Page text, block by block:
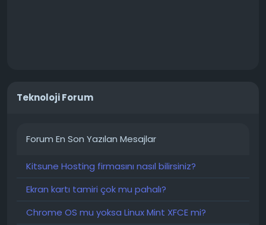
Teknoloji Forum
Forum En Son Yazılan Mesajlar
Kitsune Hosting firmasını nasıl bilirsiniz?
Ekran kartı tamiri çok mu pahalı?
Chrome OS mu yoksa Linux Mint XFCE mi?